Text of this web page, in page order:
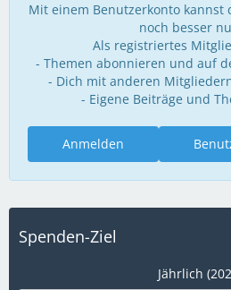
Mit einem Benutzerkonto kannst
noch besser
Als registriertes
- Themen abonnieren und auf
- Dich mit anderen
- Eigene Beiträge und
Anmelden
Spenden-Ziel
Jährlich